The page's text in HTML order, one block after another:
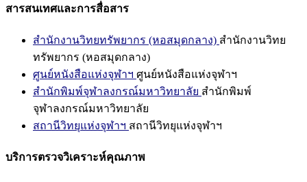
สารสนเทศและการสื่อสาร
สำนักงานวิทยทรัพยากร (หอสมุดกลาง) สำนักงานวิทย
ทรัพยากร (หอสมุดกลาง)
ศูนย์หนังสือแห่งจุฬาฯ ศูนย์หนังสือแห่งจุฬาฯ
สำนักพิมพ์จุฬาลงกรณ์มหาวิทยาลัย สำนักพิมพ์
จุฬาลงกรณ์มหาวิทยาลัย
สถานีวิทยุแห่งจุฬาฯ สถานีวิทยุแห่งจุฬาฯ
บริการตรวจวิเคราะห์คุณภาพ